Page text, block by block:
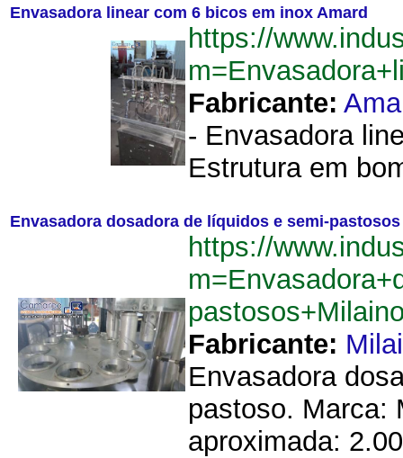
Envasadora linear com 6 bicos em inox Amard
https://
Fabricante:
- Envasadora
Estrutura em
Envasadora dosadora de líquidos e semi-
https://
Fabricante:
Envasadora
pastoso. Marca:
aproximada: